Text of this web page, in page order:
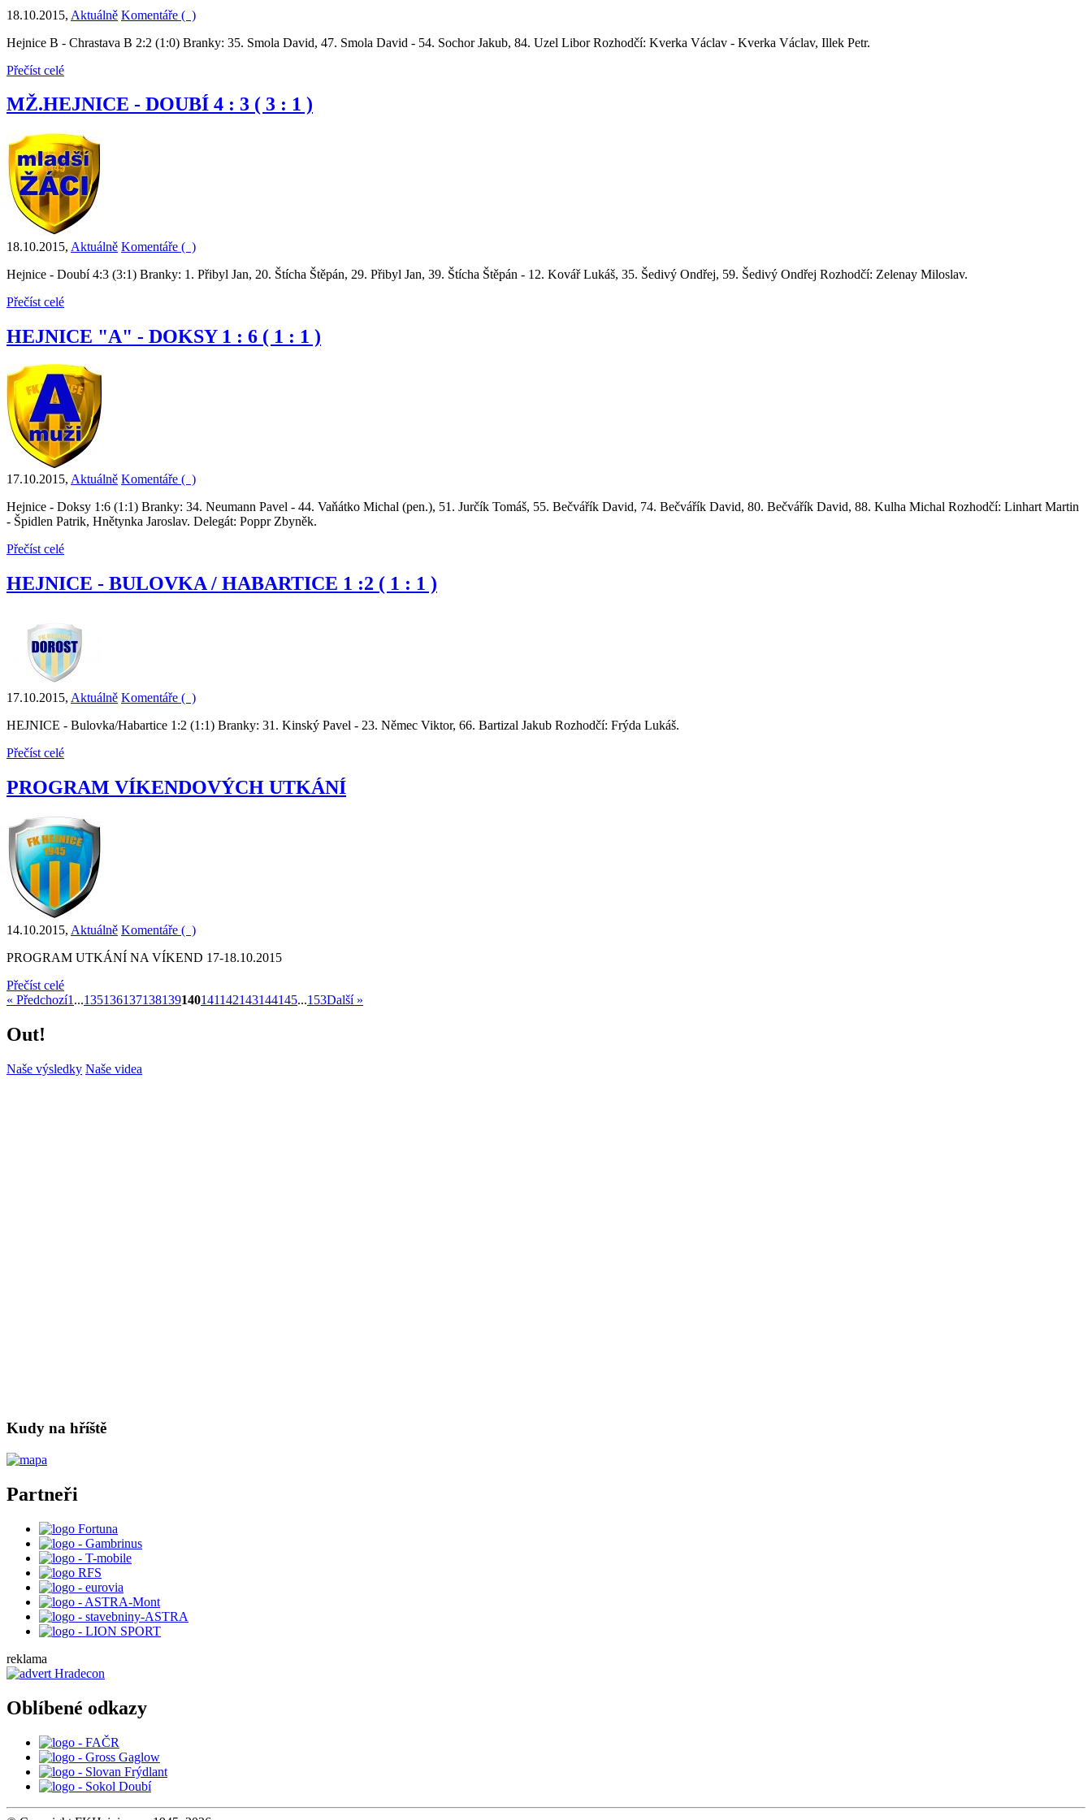
18.10.2015, Aktuálně Komentáře ( )
Hejnice B - Chrastava B 2:2 (1:0) Branky: 35. Smola David, 47. Smola David - 54. Sochor Jakub, 84. Uzel Libor Rozhodčí: Kverka Václav - Kverka Václav, Illek Petr.
Přečíst celé
MŽ.HEJNICE - DOUBÍ 4 : 3 ( 3 : 1 )
18.10.2015, Aktuálně Komentáře ( )
Hejnice - Doubí 4:3 (3:1) Branky: 1. Přibyl Jan, 20. Štícha Štěpán, 29. Přibyl Jan, 39. Štícha Štěpán - 12. Kovář Lukáš, 35. Šedivý Ondřej, 59. Šedivý Ondřej Rozhodčí: Zelenay Miloslav.
Přečíst celé
HEJNICE "A" - DOKSY 1 : 6 ( 1 : 1 )
17.10.2015, Aktuálně Komentáře ( )
Hejnice - Doksy 1:6 (1:1) Branky: 34. Neumann Pavel - 44. Vaňátko Michal (pen.), 51. Jurčík Tomáš, 55. Bečvářík David, 74. Bečvářík David, 80. Bečvářík David, 88. Kulha Michal Rozhodčí: Linhart Martin
- Špidlen Patrik, Hnětynka Jaroslav. Delegát: Poppr Zbyněk.
Přečíst celé
HEJNICE - BULOVKA / HABARTICE 1 :2 ( 1 : 1 )
17.10.2015, Aktuálně Komentáře ( )
HEJNICE - Bulovka/Habartice 1:2 (1:1) Branky: 31. Kinský Pavel - 23. Němec Viktor, 66. Bartizal Jakub Rozhodčí: Frýda Lukáš.
Přečíst celé
PROGRAM VÍKENDOVÝCH UTKÁNÍ
14.10.2015, Aktuálně Komentáře ( )
PROGRAM UTKÁNÍ NA VÍKEND 17-18.10.2015
Přečíst celé
« Předchozí1 ...135136137138139140141142143144145...153Další »
Out!
Naše výsledky Naše videa
Kudy na hříště
Partneři
reklama
Oblíbené odkazy